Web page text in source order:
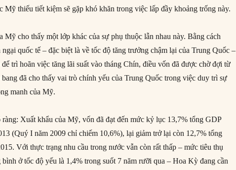
thiếu tiết kiệm sẽ gặp khó khăn trong việc lấp đầy khoảng trống này.
Mỹ cho thấy một lớp khác của sự phụ thuộc lẫn nhau này. Bằng cách
quốc tế – đặc biệt là về tốc độ tăng trưởng chậm lại của Trung Quốc –
trì hoãn việc tăng lãi suất vào tháng Chín, điều vốn đã được chờ đợi từ
đã cho thấy vai trò chính yếu của Trung Quốc trong việc duy trì sự
manh của Mỹ.
ràng: Xuất khẩu của Mỹ, vốn đã đạt đến mức kỷ lục 13,7% tổng GDP
(Quý I năm 2009 chỉ chiếm 10,6%), lại giảm trở lại còn 12,7% tổng
Với thực trạng nhu cầu trong nước vẫn còn rất thấp – mức tiêu thụ
bình ở tốc độ yếu là 1,4% trong suốt 7 năm rưỡi qua – Hoa Kỳ đang cần